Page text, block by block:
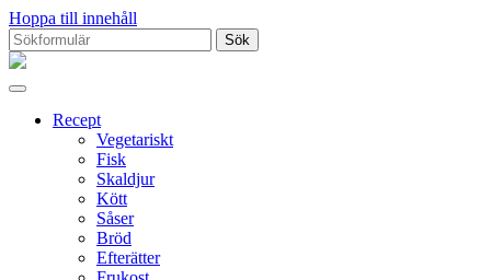
Hoppa till innehåll
Sök
efter:Proppmätt
Recept
Vegetariskt
Fisk
Skaldjur
Kött
Såser
Bröd
Efterätter